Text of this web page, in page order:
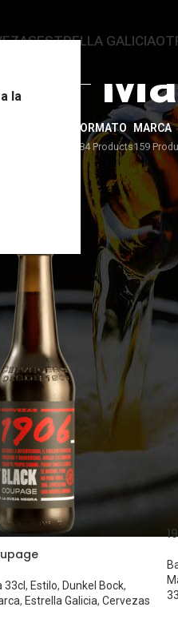
la
ESTRELLA GALICIA
FORMATO
284 Products
MARCA
159
33cl, Estilo, Dunkel Bock,
, Estrella Galicia, Cervezas